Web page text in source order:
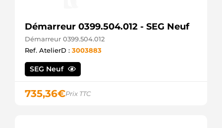
Démarreur 0399.504.012 - SEG Neuf
Démarreur 0399.504.012
Ref. AtelierD : 3003883
SEG Neuf
735,36€Prix TTC